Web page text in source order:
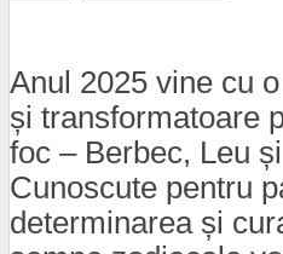
Anul 2025 vine cu
și transformatoare
foc – Berbec, Leu
Cunoscute pentru
determinarea și